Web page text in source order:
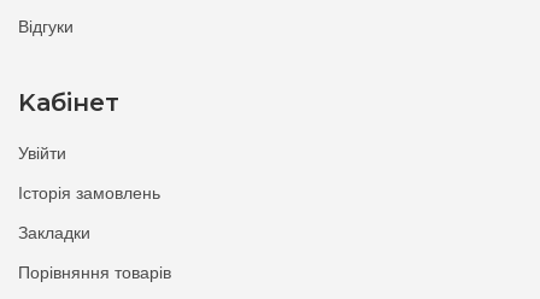
Відгуки
Kабінет
Увійти
Історія замовлень
Закладки
Порівняння товарів